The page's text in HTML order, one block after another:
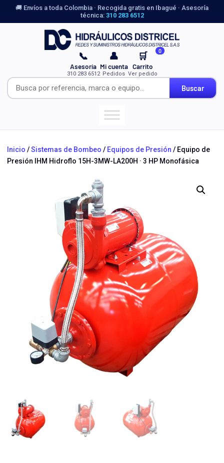
🚚 Envíos a toda Colombia · Recogida gratis en Ibagué · Asesoría
técnica: 310 283 6512
Buscar
📞
Asesoría
310 283 6512
👤
Mi cuenta
Pedidos
🛒 0
Carrito
Ver pedido
Inicio /Sistemas de Bombeo / Equipos de Presión / Equipo de
Presión IHM Hidroflo 15H-3MW-LA200H · 3 HP Monofásica